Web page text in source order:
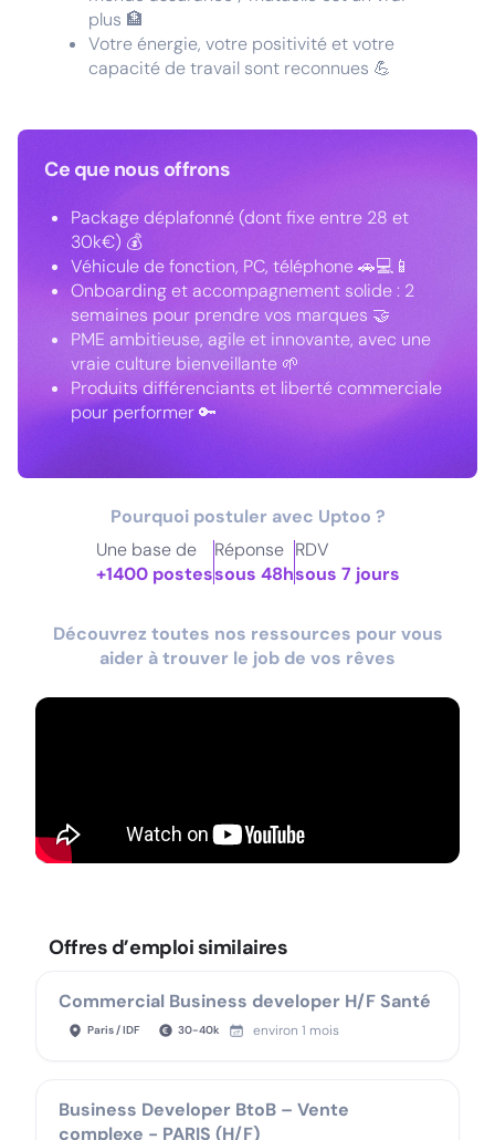
plus 🏦
Votre énergie, votre positivité et votre
capacité de travail sont reconnues 💪
Ce que nous offrons
Package déplafonné (dont fixe entre 28 et
30k€) 💰
Véhicule de fonction, PC, téléphone 🚗💻📱
Onboarding et accompagnement solide : 2
semaines pour prendre vos marques 🤝
PME ambitieuse, agile et innovante, avec une
vraie culture bienveillante 🌱
Produits différenciants et liberté commerciale
pour performer 🔑
Pourquoi postuler avec Uptoo ?
Une base de
+1400 postes
Réponse
sous 48h
RDV
sous 7 jours
Découvrez toutes nos ressources pour vous
aider à trouver le job de vos rêves
Offres d’emploi similaires
Commercial Business developer H/F Santé
Paris / IDF 30-40k environ 1 mois
Business Developer BtoB – Vente
complexe - PARIS (H/F)